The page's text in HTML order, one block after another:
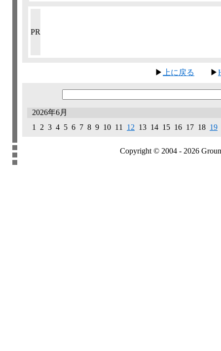
PR
▶ 上に戻る ▶
2026年6月
1 2 3 4 5 6 7 8 9 10 11 12 13 14 15 16 17 18 19
Copyright © 2004 - 2026